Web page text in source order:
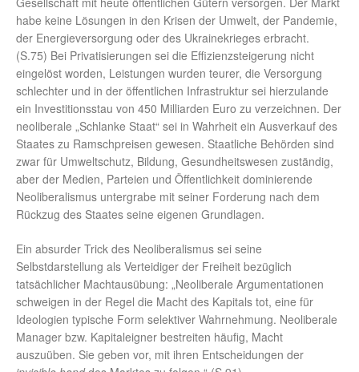
habe keine Lösungen in den Krisen der Umwelt, der Pandemie,
der Energieversorgung oder des Ukrainekrieges erbracht.
(S.75) Bei Privatisierungen sei die Effizienzsteigerung nicht
eingelöst worden, Leistungen wurden teurer, die Versorgung
schlechter und in der öffentlichen Infrastruktur sei hierzulande
ein Investitionsstau von 450 Milliarden Euro zu verzeichnen. Der
neoliberale „Schlanke Staat“ sei in Wahrheit ein Ausverkauf des
Staates zu Ramschpreisen gewesen. Staatliche Behörden sind
zwar für Umweltschutz, Bildung, Gesundheitswesen zuständig,
aber der Medien, Parteien und Öffentlichkeit dominierende
Neoliberalismus untergrabe mit seiner Forderung nach dem
Rückzug des Staates seine eigenen Grundlagen.
Ein absurder Trick des Neoliberalismus sei seine
Selbstdarstellung als Verteidiger der Freiheit bezüglich
tatsächlicher Machtausübung: „Neoliberale Argumentationen
schweigen in der Regel die Macht des Kapitals tot, eine für
Ideologien typische Form selektiver Wahrnehmung. Neoliberale
Manager bzw. Kapitaleigner bestreiten häufig, Macht
auszuüben. Sie geben vor, mit ihren Entscheidungen der